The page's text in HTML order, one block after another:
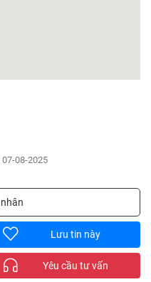
08-2025
Lưu tin này
Yêu cầu tư vấn